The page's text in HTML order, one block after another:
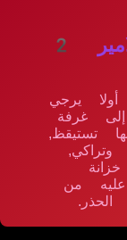
2
أولا يرجي
إلى غرفة
تستيقظ,
من